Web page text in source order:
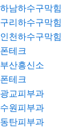
하남하수구막힘
구리하수구막힘
인천하수구막힘
폰테크
부산흥신소
폰테크
광교피부과
수원피부과
동탄피부과